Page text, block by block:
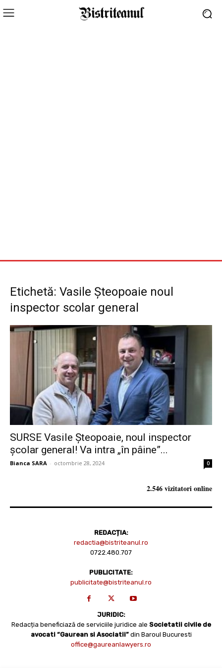
Etichetă: Vasile Șteopoaie noul
inspector scolar general
SURSE Vasile Șteopoaie, noul inspector
școlar general! Va intra „în pâine”...
Bianca SARA - octombrie 28, 2024 0
2.546 vizitatori online
REDACȚIA:
redactia@bistriteanul.ro
0722.480.707
PUBLICITATE:
publicitate@bistriteanul.ro
JURIDIC:
Redacția beneficiază de serviciile juridice ale Societatii civile de
avocati “Gaurean si Asociatii” din Baroul Bucuresti
office@gaureanlawyers.ro